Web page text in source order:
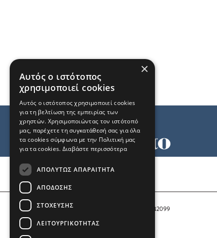
Αριθμός Πιστοποίησης Μ.Η.Τ. 242099
×
Αυτός ο ιστότοπος
χρησιμοποιεί cookies
Αυτός ο ιστότοπος χρησιμοποιεί cookies
για τη βελτίωση της εμπειρίας των
χρηστών. Χρησιμοποιώντας τον ιστότοπό
μας, παρέχετε τη συγκατάθεσή σας για όλα
τα cookies σύμφωνα με την Πολιτική μας
για τα cookies. Διαβάστε περισσότερα
ΑΠΟΛΎΤΩΣ ΑΠΑΡΑΊΤΗΤΑ
ΑΠΌΔΟΣΗΣ
ΣΤΌΧΕΥΣΗΣ
ΛΕΙΤΟΥΡΓΙΚΌΤΗΤΑΣ